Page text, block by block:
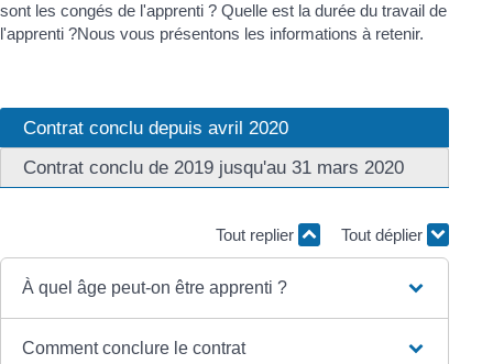
sont les congés de l'apprenti ? Quelle est la durée du travail de
l'apprenti ?Nous vous présentons les informations à retenir.
Contrat conclu depuis avril 2020
Contrat conclu de 2019 jusqu'au 31 mars 2020
Tout replier Tout déplier
À quel âge peut-on être apprenti ?
Comment conclure le contrat